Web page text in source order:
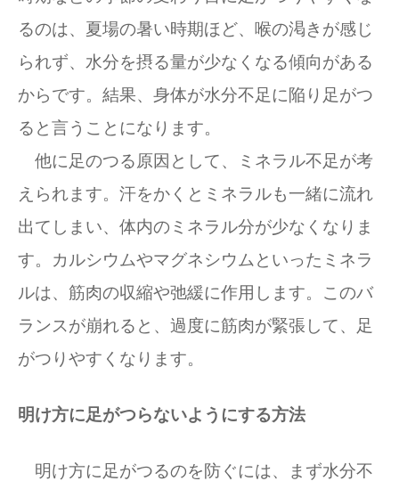
るのは、夏場の暑い時期ほど、喉の渇きが感じ
られず、水分を摂る量が少なくなる傾向がある
からです。結果、身体が水分不足に陥り足がつ
ると言うことになります。
他に足のつる原因として、ミネラル不足が考
えられます。汗をかくとミネラルも一緒に流れ
出てしまい、体内のミネラル分が少なくなりま
す。カルシウムやマグネシウムといったミネラ
ルは、筋肉の収縮や弛緩に作用します。このバ
ランスが崩れると、過度に筋肉が緊張して、足
がつりやすくなります。
明け方に足がつらないようにする方法
明け方に足がつるのを防ぐには、まず水分不